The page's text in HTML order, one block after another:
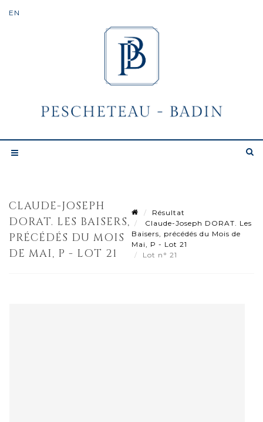
CLAUDE-JOSEPH
DORAT. LES BAISERS,
PRÉCÉDÉS DU MOIS
DE MAI, P - LOT 21
Résultat
Claude-Joseph DORAT. Les
Baisers, précédés du Mois de
Mai, P - Lot 21
Lot n° 21